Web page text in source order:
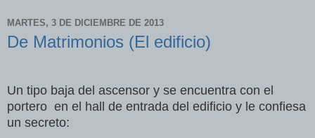
MARTES, 3 DE DICIEMBRE DE 2013
De Matrimonios (El edificio)
Un tipo baja del ascensor y se encuentra con el
portero en el hall de entrada del edificio y le confiesa
un secreto: